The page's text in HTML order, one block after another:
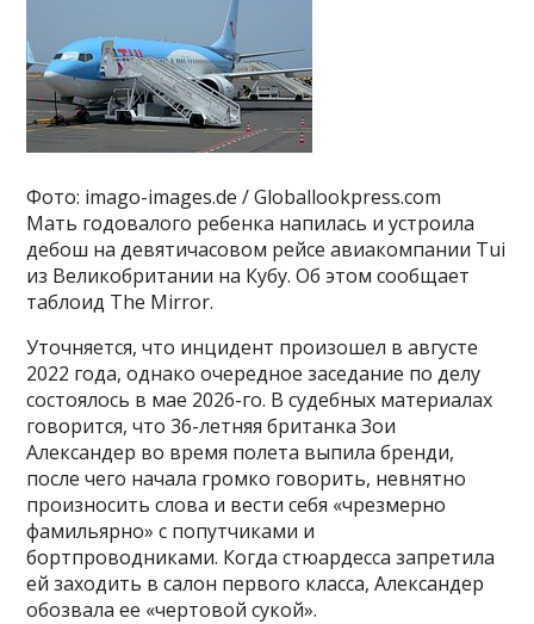
Фото: imago-images.de / Globallookpress.com
Мать годовалого ребенка напилась и устроила
дебош на девятичасовом рейсе авиакомпании Tui
из Великобритании на Кубу. Об этом сообщает
таблоид The Mirror.
Уточняется, что инцидент произошел в августе
2022 года, однако очередное заседание по делу
состоялось в мае 2026-го. В судебных материалах
говорится, что 36-летняя британка Зои
Александер во время полета выпила бренди,
после чего начала громко говорить, невнятно
произносить слова и вести себя «чрезмерно
фамильярно» с попутчиками и
бортпроводниками. Когда стюардесса запретила
ей заходить в салон первого класса, Александер
обозвала ее «чертовой сукой».